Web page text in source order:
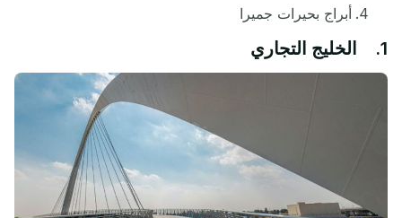
أبراج بحيرات جميرا
1. الخليج التجاري